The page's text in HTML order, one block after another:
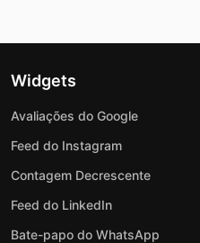
Widgets
Avaliações do Google
Feed do Instagram
Contagem Decrescente
Feed do LinkedIn
Bate-papo do WhatsApp